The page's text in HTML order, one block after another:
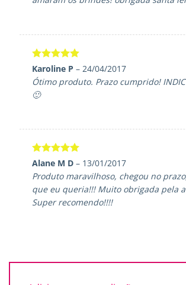
Avaliação
de 5
Karoline P– 24/04/2017
Ótimo produto. Prazo cumprido!
🙂
Avaliação 5
de 5
Alane M D– 13/01/2017
Produto maravilhoso, chegou no
que eu queria!!! Muito obrigada pela
Super recomendo!!!!